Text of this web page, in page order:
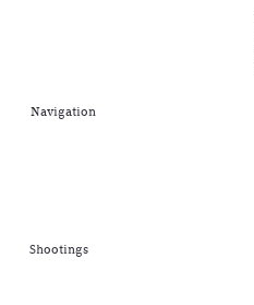
Navigation
Shootings